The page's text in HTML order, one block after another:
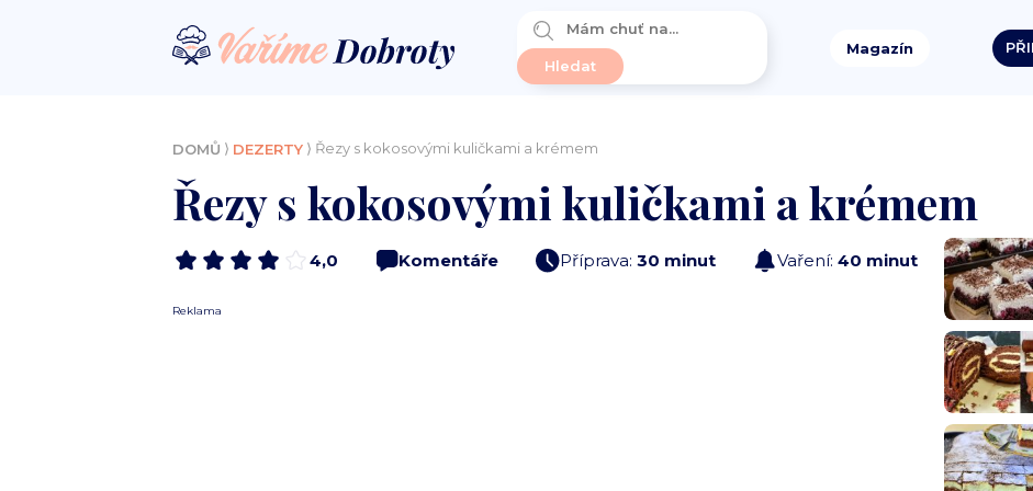
Magazín
DOMŮ ⟩ DEZERTY⟩ Řezy s kokosovými kuličkami a krémem
Řezy s kokosovými kuličkami a krémem
4,0 Komentáře Příprava: 30 minut Vaření: 40 minut
Reklama